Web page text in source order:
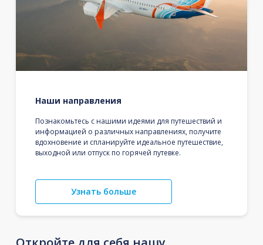
Наши направления
Познакомьтесь с нашими идеями для путешествий и
информацией о различных направлениях, получите
вдохновение и спланируйте идеальное путешествие,
выходной или отпуск по горячей путевке.
Узнать больше